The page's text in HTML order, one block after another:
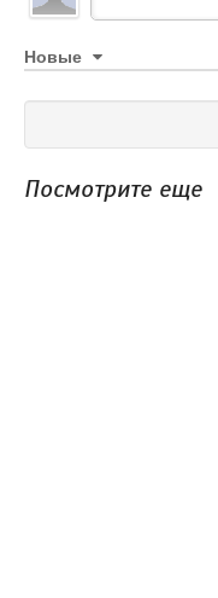
Новые
Посмотрите еще